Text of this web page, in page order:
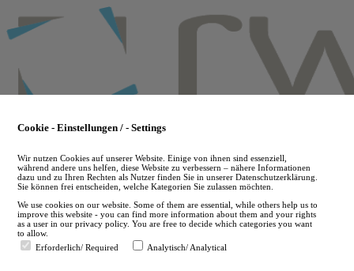
to
main
Cookie - Einstellungen / - Settings
Wir nutzen Cookies auf unserer Website. Einige von ihnen sind essenziell,
während andere uns helfen, diese Website zu verbessern – nähere Informationen
dazu und zu Ihren Rechten als Nutzer finden Sie in unserer Datenschutzerklärung.
Sie können frei entscheiden, welche Kategorien Sie zulassen möchten.
We use cookies on our website. Some of them are essential, while others help us to
improve this website - you can find more information about them and your rights
as a user in our privacy policy. You are free to decide which categories you want
to allow.
Erforderlich/ Required
Analytisch/ Analytical